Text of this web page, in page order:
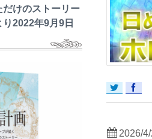
2026/
だけのストーリー
2022年9月9日